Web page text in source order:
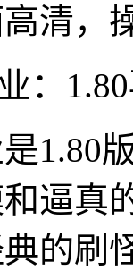
清，
：
1.80
逼真
的刷